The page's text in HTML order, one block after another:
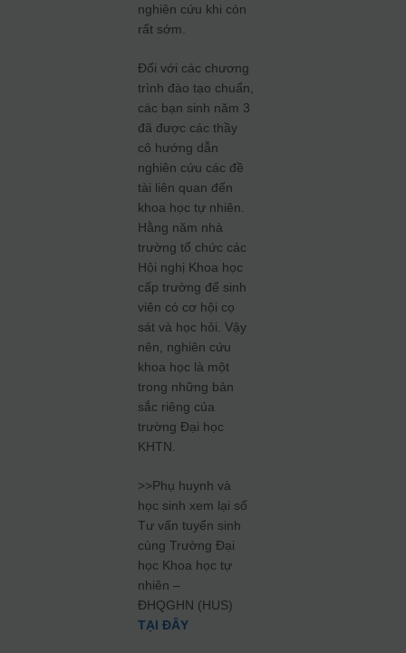
nghiên cứu khi còn
rất sớm.
Đối với các chương
trình đào tạo chuẩn,
các bạn sinh năm 3
đã được các thầy
cô hướng dẫn
nghiên cứu các đề
tài liên quan đến
khoa học tự nhiên.
Hằng năm nhà
trường tổ chức các
Hội nghị Khoa học
cấp trường để sinh
viên có cơ hội cọ
sát và học hỏi. Vậy
nên, nghiên cứu
khoa học là một
trong những bản
sắc riêng của
trường Đại học
KHTN.
>>Phụ huynh và
học sinh xem lại số
Tư vấn tuyển sinh
cùng Trường Đại
học Khoa học tự
nhiên –
ĐHQGHN (HUS)
TẠI ĐÂY